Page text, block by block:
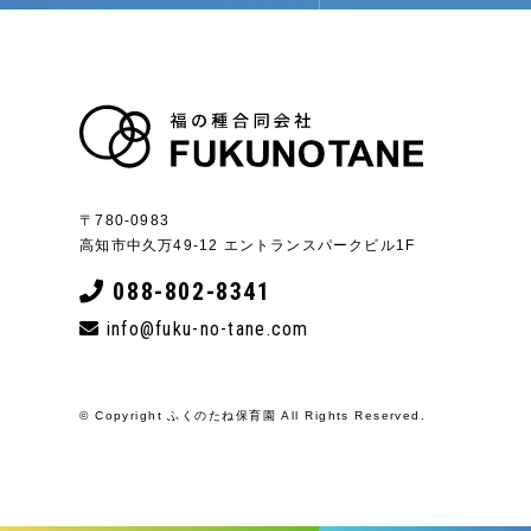
〒780-0983
高知市中久万49-12 エントランスパークビル1F
088-802-8341
info@fuku-no-tane.com
© Copyright ふくのたね保育園 All Rights Reserved.